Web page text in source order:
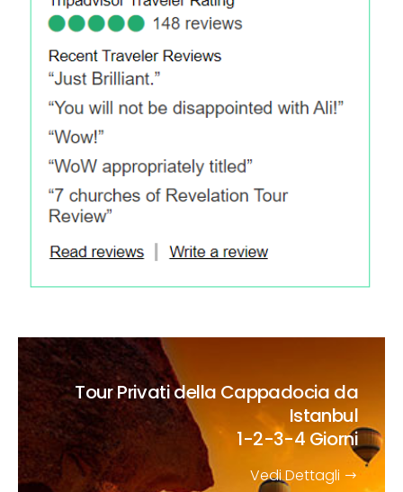
Tour Privati della Cappadocia da
Istanbul
1-2-3-4 Giorni
Vedi Dettagli